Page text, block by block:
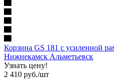
Корзина GS 181 с усиленной
Нижнекамск Альметьевск
Узнать цену!
2 410 руб./шт